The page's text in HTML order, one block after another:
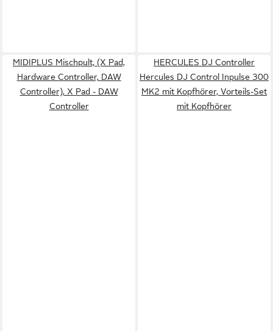
MIDIPLUS Mischpult, (X Pad,
Hardware Controller, DAW
Controller), X Pad - DAW
Controller
HERCULES DJ Controller
Hercules DJ Control Inpulse 300
MK2 mit Kopfhörer, Vorteils-Set
mit Kopfhörer